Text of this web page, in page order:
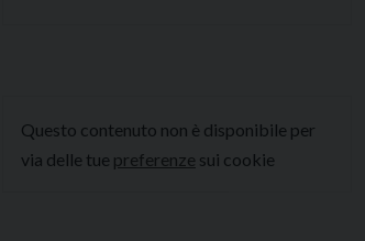
Questo contenuto non è disponibile per
via delle tue preferenze sui cookie